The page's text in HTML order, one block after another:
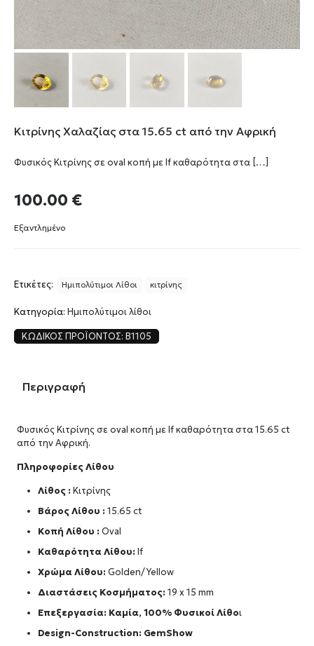
Κιτρίνης Χαλαζίας στα 15.65 ct από την Αφρική
Φυσικός Κιτρίνης σε oval κοπή με If καθαρότητα στα […]
100.00 €
Εξαντλημένο
Ετικέτες: Ημιπολύτιμοι Λίθοι κιτρίνης
Κατηγορία: Ημιπολύτιμοι λίθοι
ΚΩΔΙΚΌΣ ΠΡΟΪΌΝΤΟΣ: B1105
Περιγραφή
Φυσικός Κιτρίνης σε oval κοπή με If καθαρότητα στα 15.65 ct
από την Αφρική.
Πληροφορίες Λίθου
Λίθος : Κιτρίνης
Βάρος Λίθου : 15.65 ct
Κοπή Λίθου :Oval
Καθαρότητα Λίθου: If
Χρώμα Λίθου:Golden/Yellow
Διαστάσεις Κοσμήματος: 19 x 15 mm
Επεξεργασία: Καμία, 100% Φυσικοί Λίθοι
Design-Construction: GemShow